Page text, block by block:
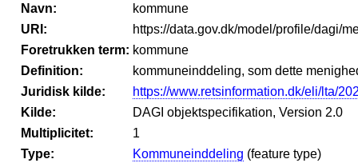
Navn:
kommune
URI:
https://data.gov.dk/model/profile/dagi/
Foretrukken term: kommune
Definition:
kommuneinddeling, som dette
Juridisk kilde:
https://www.retsinformation.dk/eli/lta/
Kilde:
DAGI objektspecifikation, Version 2.0
Multiplicitet:
1
Type:
Kommuneinddeling (feature type)